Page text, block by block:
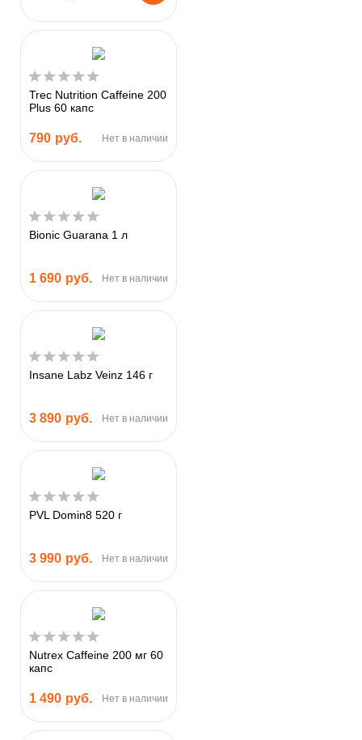
Trec Nutrition Caffeine 200
Plus 60 капс
790 руб. Нет в наличии
Bionic Guarana 1 л
1 690 руб. Нет в наличии
Insane Labz Veinz 146 г
3 890 руб. Нет в наличии
PVL Domin8 520 г
3 990 руб. Нет в наличии
Nutrex Caffeine 200 мг 60
капс
1 490 руб. Нет в наличии